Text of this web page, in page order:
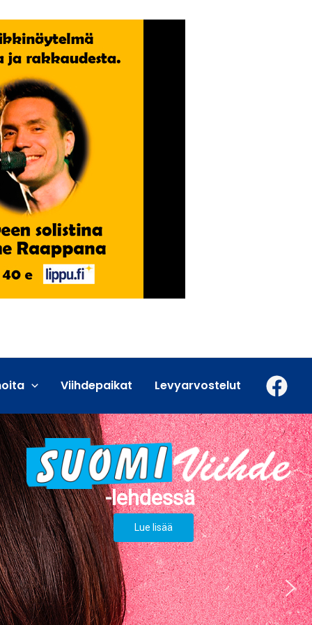
Viihdepaikat Levyarvostelut
Lue lisää